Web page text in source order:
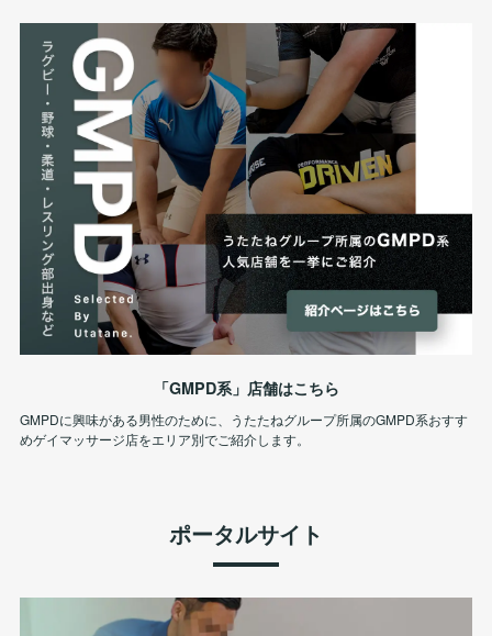
「GMPD系」店舗はこちら
GMPDに興味がある男性のために、うたたねグループ所属のGMPD系おすす
めゲイマッサージ店をエリア別でご紹介します。
ポータルサイト